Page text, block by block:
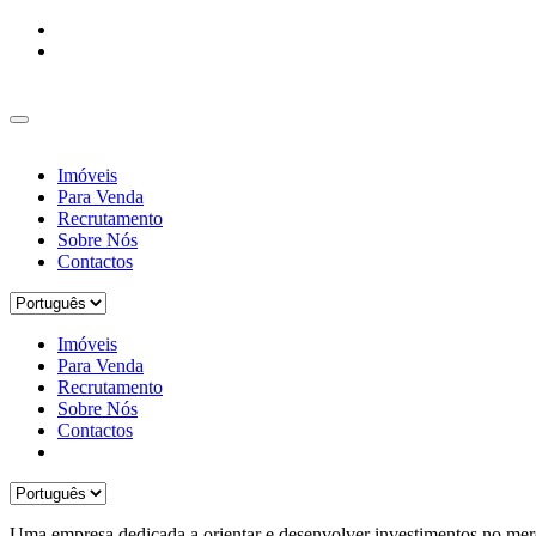
Imóveis
Para Venda
Recrutamento
Sobre Nós
Contactos
Imóveis
Para Venda
Recrutamento
Sobre Nós
Contactos